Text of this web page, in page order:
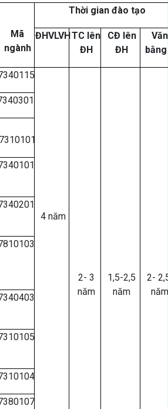
Mã
ngành
Thời gian đào tạo
ĐHVLVH TC lên
ĐH
CĐ lên
ĐH
Văn
4 năm
2- 3
năm
1,5-2,5
năm
2-
năm
7310101